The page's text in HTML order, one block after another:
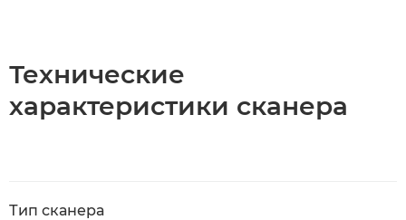
Технические
характеристики сканера
Тип сканера